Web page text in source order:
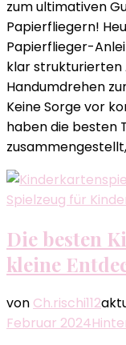
zum ultimativen
Papierfliegern!
Papierflieger-
klar strukturierten
Handumdrehen
Keine Sorge vor
haben die besten
Spielzeug für
Die besten
kleine
von Ch.rischi112
Februar 2024